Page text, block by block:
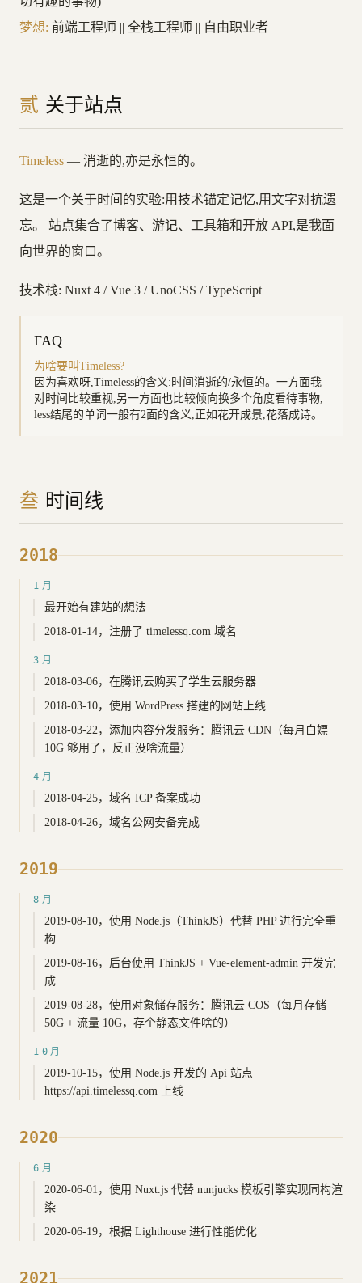
梦想: 前端工程师 || 全栈工程师 || 自由职业者
贰 关于站点
Timeless — 消逝的,亦是永恒的。
这是一个关于时间的实验:用技术锚定记忆,用文字对抗遗
忘。 站点集合了博客、游记、工具箱和开放 API,是我面
向世界的窗口。
技术栈: Nuxt 4 / Vue 3 / UnoCSS / TypeScript
FAQ
为啥要叫Timeless?
因为喜欢呀,Timeless的含义:时间消逝的/永恒的。一方面我
对时间比较重视,另一方面也比较倾向换多个角度看待事物,
less结尾的单词一般有2面的含义,正如花开成景,花落成诗。
叁 时间线
2018
1月
最开始有建站的想法
2018-01-14，注册了 timelessq.com 域名
3月
2018-03-06，在腾讯云购买了学生云服务器
2018-03-10，使用 WordPress 搭建的网站上线
2018-03-22，添加内容分发服务：腾讯云 CDN（每月白嫖
10G 够用了，反正没啥流量）
4月
2018-04-25，域名 ICP 备案成功
2018-04-26，域名公网安备完成
2019
8月
2019-08-10，使用 Node.js（ThinkJS）代替 PHP 进行完全重
构
2019-08-16，后台使用 ThinkJS + Vue-element-admin 开发完
成
2019-08-28，使用对象储存服务：腾讯云 COS（每月存储
50G + 流量 10G，存个静态文件啥的）
10月
2019-10-15，使用 Node.js 开发的 Api 站点
https://api.timelessq.com 上线
2020
6月
2020-06-01，使用 Nuxt.js 代替 nunjucks 模板引擎实现同构渲
染
2020-06-19，根据 Lighthouse 进行性能优化
2021